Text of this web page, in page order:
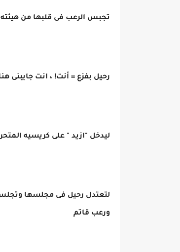
تجبس الرعب فى قلبها من
رحيل بفزع = أنت! ، انت جايبنى
ليدخل "ازيد " على كريسيه
لتعتدل رحيل فى مجلسها وتجلس
ورعب قاتم